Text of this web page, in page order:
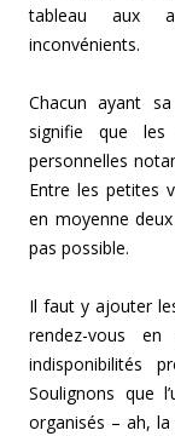
tableau aux
inconvénients.
Chacun ayant
signifie que les
personnelles
Entre les petites
en moyenne
pas possible.
Il faut y ajouter
rendez-vous
indisponibilités
Soulignons que
organisés – ah,